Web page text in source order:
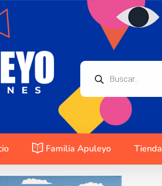
Familia Apuleyo Tienda